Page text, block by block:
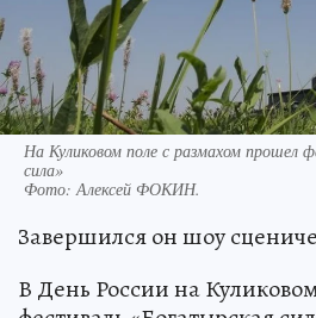
На Куликовом поле с размахом прошел
сила»
Фото: Алексей ФОКИН.
Завершился он шоу
В День России на